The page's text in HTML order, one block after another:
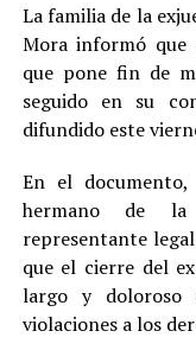
La familia de la
Mora informó que
que pone fin de
seguido en su
difundido este
En el
hermano de la
representante
que el cierre del
largo y doloroso
violaciones a los